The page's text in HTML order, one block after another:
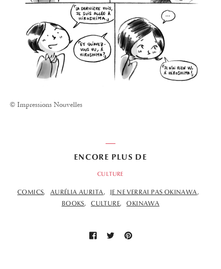
© Impressions Nouvelles
ENCORE PLUS DE
CULTURE
COMICS AURÉLIA AURITA
JE NE VERRAI PAS OKINAWA
BOOKS
CULTURE OKINAWA